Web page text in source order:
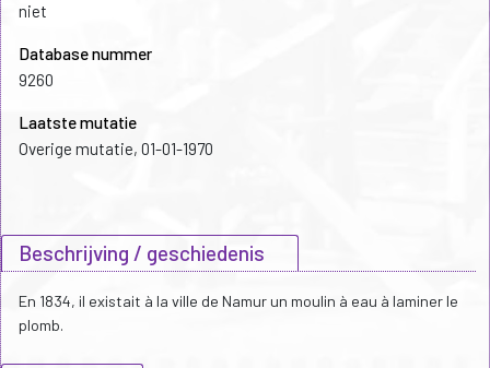
niet
Database nummer
9260
Laatste mutatie
Overige mutatie, 01-01-1970
Beschrijving / geschiedenis
En 1834, il existait à la ville de Namur un moulin à eau à laminer le
plomb.